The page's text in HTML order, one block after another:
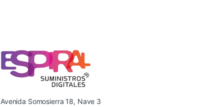
Avenida Somosierra 18, Nave 3